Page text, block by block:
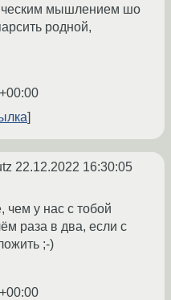
мышлением шо
родной,
22.12.2022 16:30:05
чем у нас с тобой
раза в два, если с
;-)